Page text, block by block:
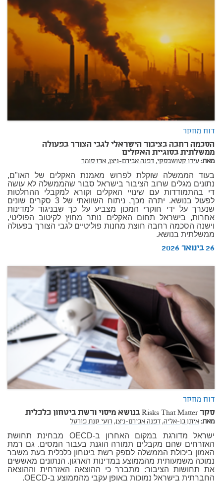
דוח מחקר
הסכמה רחבה בציבור הישראלי לגבי הצורך בפעולה
ממשלתית בסוגיית האקלים
מאת:עידו קטושבסקי, דפנה אבירם-ניצן, ארז סומר
בעוד הממשלה שוקלת לפרוש מאמנת האקלים של האו"ם,
נתונים מגלים שרוב הציבור בישראל סבור שהממשלה לא עושה
די בהתמודדות עם שינויי האקלים וקורא למקבלי ההחלטות
לפעול בנושא. יתרה מכך, ניתוח השוואתי של 3 סקרים שונים
שנערך על ידי חוקרי המכון מצביע על כך שבניגוד למדינות
אחרות, בישראל תחום האקלים נותר מחוץ לקיטוב הפוליטי,
וישנה הסכמה רחבה חוצת מחנות פוליטיים לגבי הצורך בפעולה
ממשלתית בנושא.
26 בינואר 2026
דוח מחקר
סקר Risks That Matter בנושא מיסוי ורשת ביטחון כלכלית
מאת:איתן בן-אליה,דפנה אבירם-ניצן,רועי קנת פורטל
ישראל מדורגת במקום האחרון ב-OECD מבחינת תחושת
האזרחים שהם מקבלים תמורה הוגנת בעבור המסים. גם רמת
האמון ביכולת הממשלה לספק רשת ביטחון כלכלית בעת משבר
נמוכה משמעותית מהממוצע במדינות הארגון. הנתונים מאששים
את תחושות הציבור: מתברר כי ההוצאה האזרחית וההוצאה
החברתית בישראל נמוכות באופן עקבי מהממוצע ב-OECD.